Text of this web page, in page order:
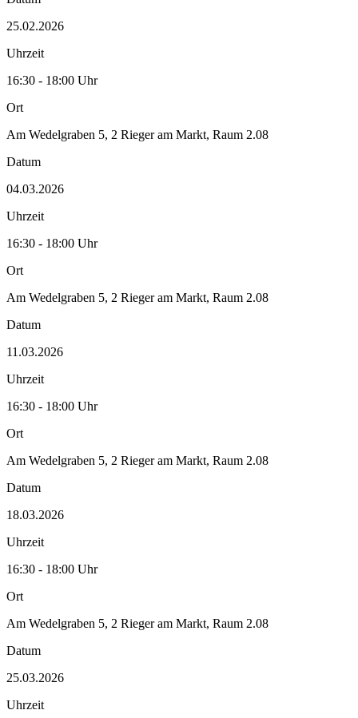
25.02.2026
Uhrzeit
16:30 - 18:00 Uhr
Ort
Am Wedelgraben 5, 2 Rieger am Markt, Raum 2.08
Datum
04.03.2026
Uhrzeit
16:30 - 18:00 Uhr
Ort
Am Wedelgraben 5, 2 Rieger am Markt, Raum 2.08
Datum
11.03.2026
Uhrzeit
16:30 - 18:00 Uhr
Ort
Am Wedelgraben 5, 2 Rieger am Markt, Raum 2.08
Datum
18.03.2026
Uhrzeit
16:30 - 18:00 Uhr
Ort
Am Wedelgraben 5, 2 Rieger am Markt, Raum 2.08
Datum
25.03.2026
Uhrzeit